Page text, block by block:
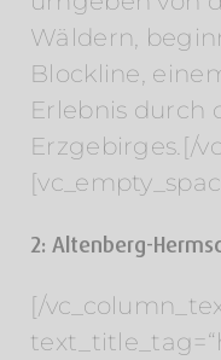
Wäldern,
Blockline,
Erlebnis durch
Erzgebirges.[/
2: Altenberg-
[/